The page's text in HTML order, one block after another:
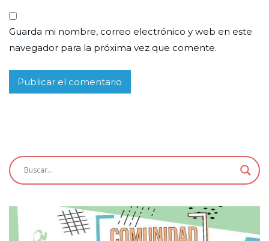
Guarda mi nombre, correo electrónico y web en este
navegador para la próxima vez que comente.